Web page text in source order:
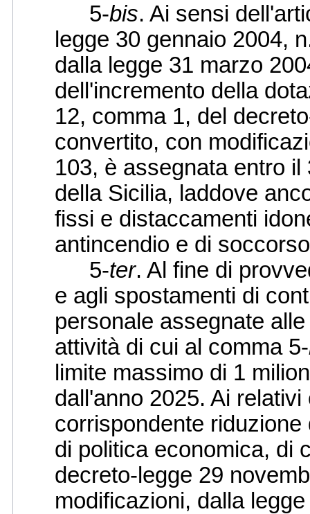
5-bis. Ai sensi
legge 30 gennaio 2004,
dalla legge 31 marzo
dell'incremento della
12, comma 1, del
convertito, con
103, è assegnata entro
della Sicilia, laddove
fissi e distaccamenti
antincendio e di
5-ter. Al fine di
e agli spostamenti di
personale assegnate
attività di cui al comma 5-
limite massimo di 1
dall'anno 2025. Ai
corrispondente
di politica economica, di
decreto-legge 29
modificazioni, dalla